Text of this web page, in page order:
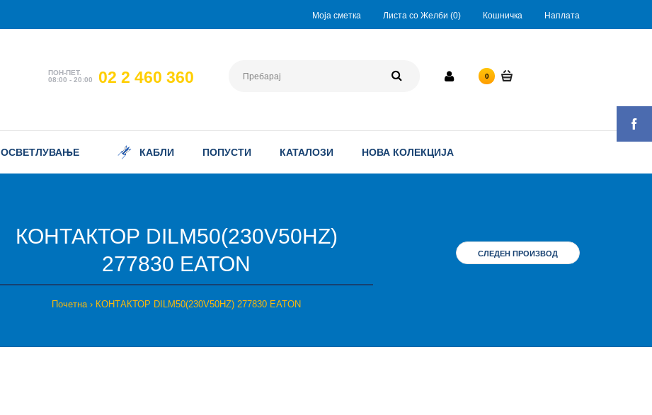
Моја сметка Листа со Желби (0) Кошничка Наплата
ПОН-ПЕТ.
08:00 - 20:00
02 2 460 360 0
ОСВЕТЛУВАЊЕ КАБЛИ ПОПУСТИ КАТАЛОЗИ НОВА КОЛЕКЦИЈА
КОНТАКТОР DILM50(230V50HZ)
277830 EATON
Почетна КОНТАКТОР DILM50(230V50HZ) 277830 EATON
СЛЕДЕН ПРОИЗВОД